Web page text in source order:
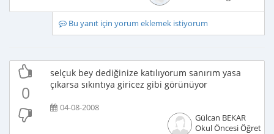
Bu yanıt için yorum eklemek istiyorum
0
selçuk bey dediğinize katılıyorum sanırım yasa
çıkarsa sıkıntıya giricez gibi görünüyor
04-08-2008
Gülcan BEKAR
Okul Öncesi